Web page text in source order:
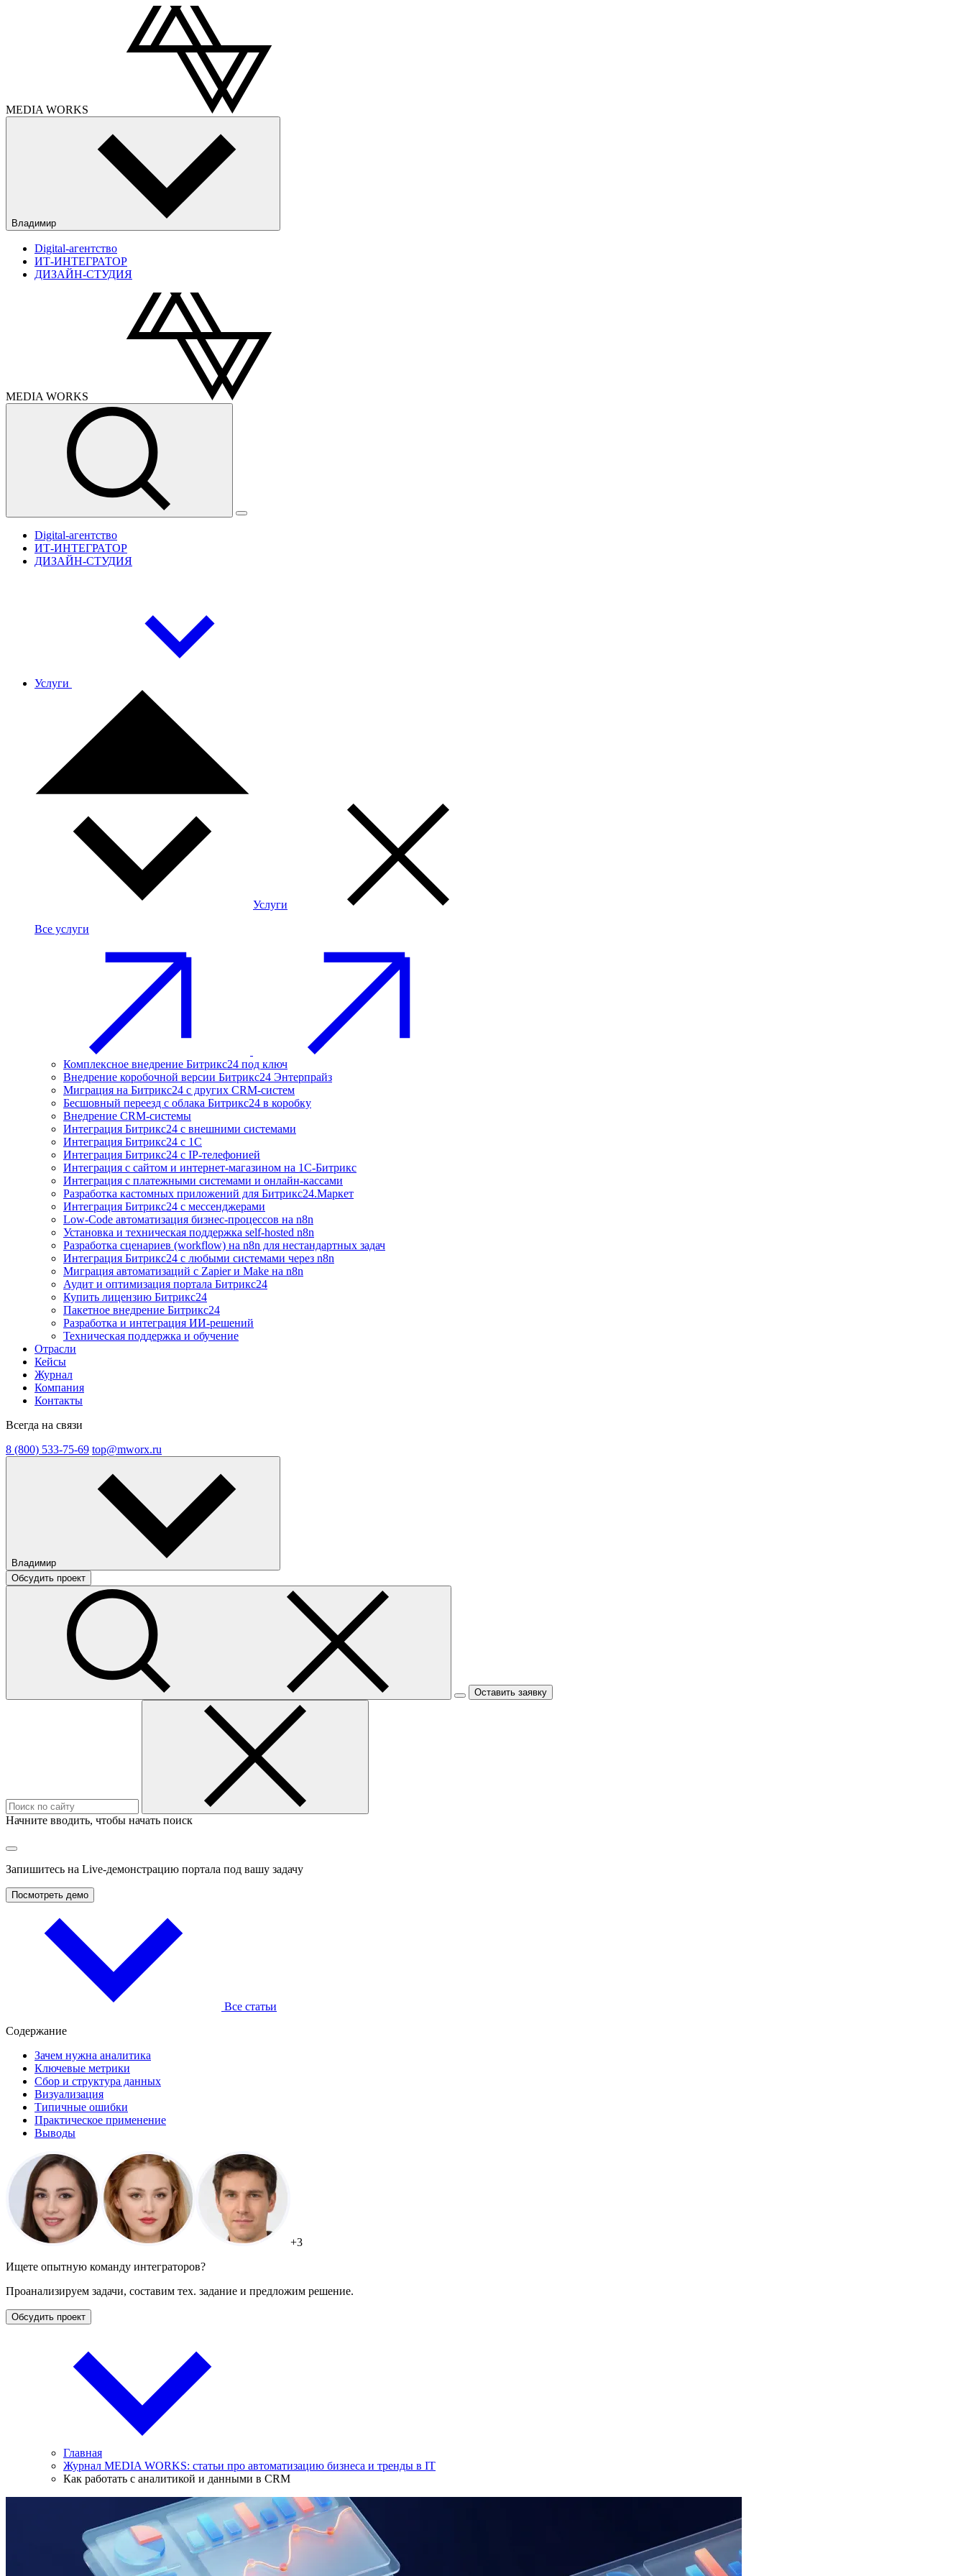
MEDIA WORKS
Владимир
Digital-агентство
ИТ-ИНТЕГРАТОР
ДИЗАЙН-СТУДИЯ
MEDIA WORKS
Digital-агентство
ИТ-ИНТЕГРАТОР
ДИЗАЙН-СТУДИЯ
Услуги
Услуги
Все услуги
Комплексное внедрение Битрикс24 под ключ
Внедрение коробочной версии Битрикс24 Энтерпрайз
Миграция на Битрикс24 с других CRM-систем
Бесшовный переезд с облака Битрикс24 в коробку
Внедрение CRM-системы
Интеграция Битрикс24 с внешними системами
Интеграция Битрикс24 с 1С
Интеграция Битрикс24 с IP-телефонией
Интеграция с сайтом и интернет-магазином на 1С-Битрикс
Интеграция с платежными системами и онлайн-кассами
Разработка кастомных приложений для Битрикс24.Маркет
Интеграция Битрикс24 с мессенджерами
Low-Code автоматизация бизнес-процессов на n8n
Установка и техническая поддержка self-hosted n8n
Разработка сценариев (workflow) на n8n для нестандартных задач
Интеграция Битрикс24 с любыми системами через n8n
Миграция автоматизаций с Zapier и Make на n8n
Аудит и оптимизация портала Битрикс24
Купить лицензию Битрикс24
Пакетное внедрение Битрикс24
Разработка и интеграция ИИ-решений
Техническая поддержка и обучение
Отрасли
Кейсы
Журнал
Компания
Контакты
Всегда на связи
8 (800) 533-75-69 top@mworx.ru
Владимир
Обсудить проект
Оставить заявку
Начните вводить, чтобы начать поиск
Запишитесь на Live-демонстрацию портала под вашу задачу
Посмотреть демо
Все статьи
Содержание
Зачем нужна аналитика
Ключевые метрики
Сбор и структура данных
Визуализация
Типичные ошибки
Практическое применение
Выводы
+3
Ищете опытную команду интеграторов?
Проанализируем задачи, составим тех. задание и предложим решение.
Обсудить проект
Главная
Журнал MEDIA WORKS: статьи про автоматизацию бизнеса и тренды в IT
Как работать с аналитикой и данными в CRM